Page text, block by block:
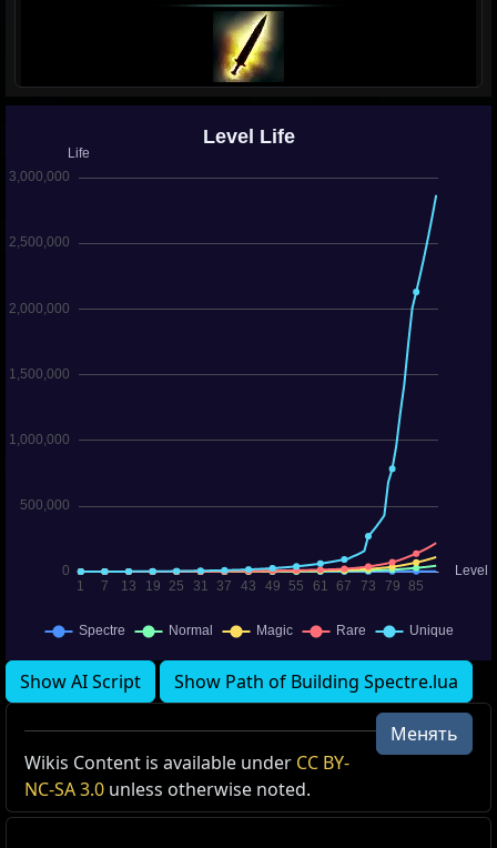
Show AI Script Show Path of Building Spectre.lua
Менять
Wikis Content is available under CC BY-
NC-SA 3.0 unless otherwise noted.